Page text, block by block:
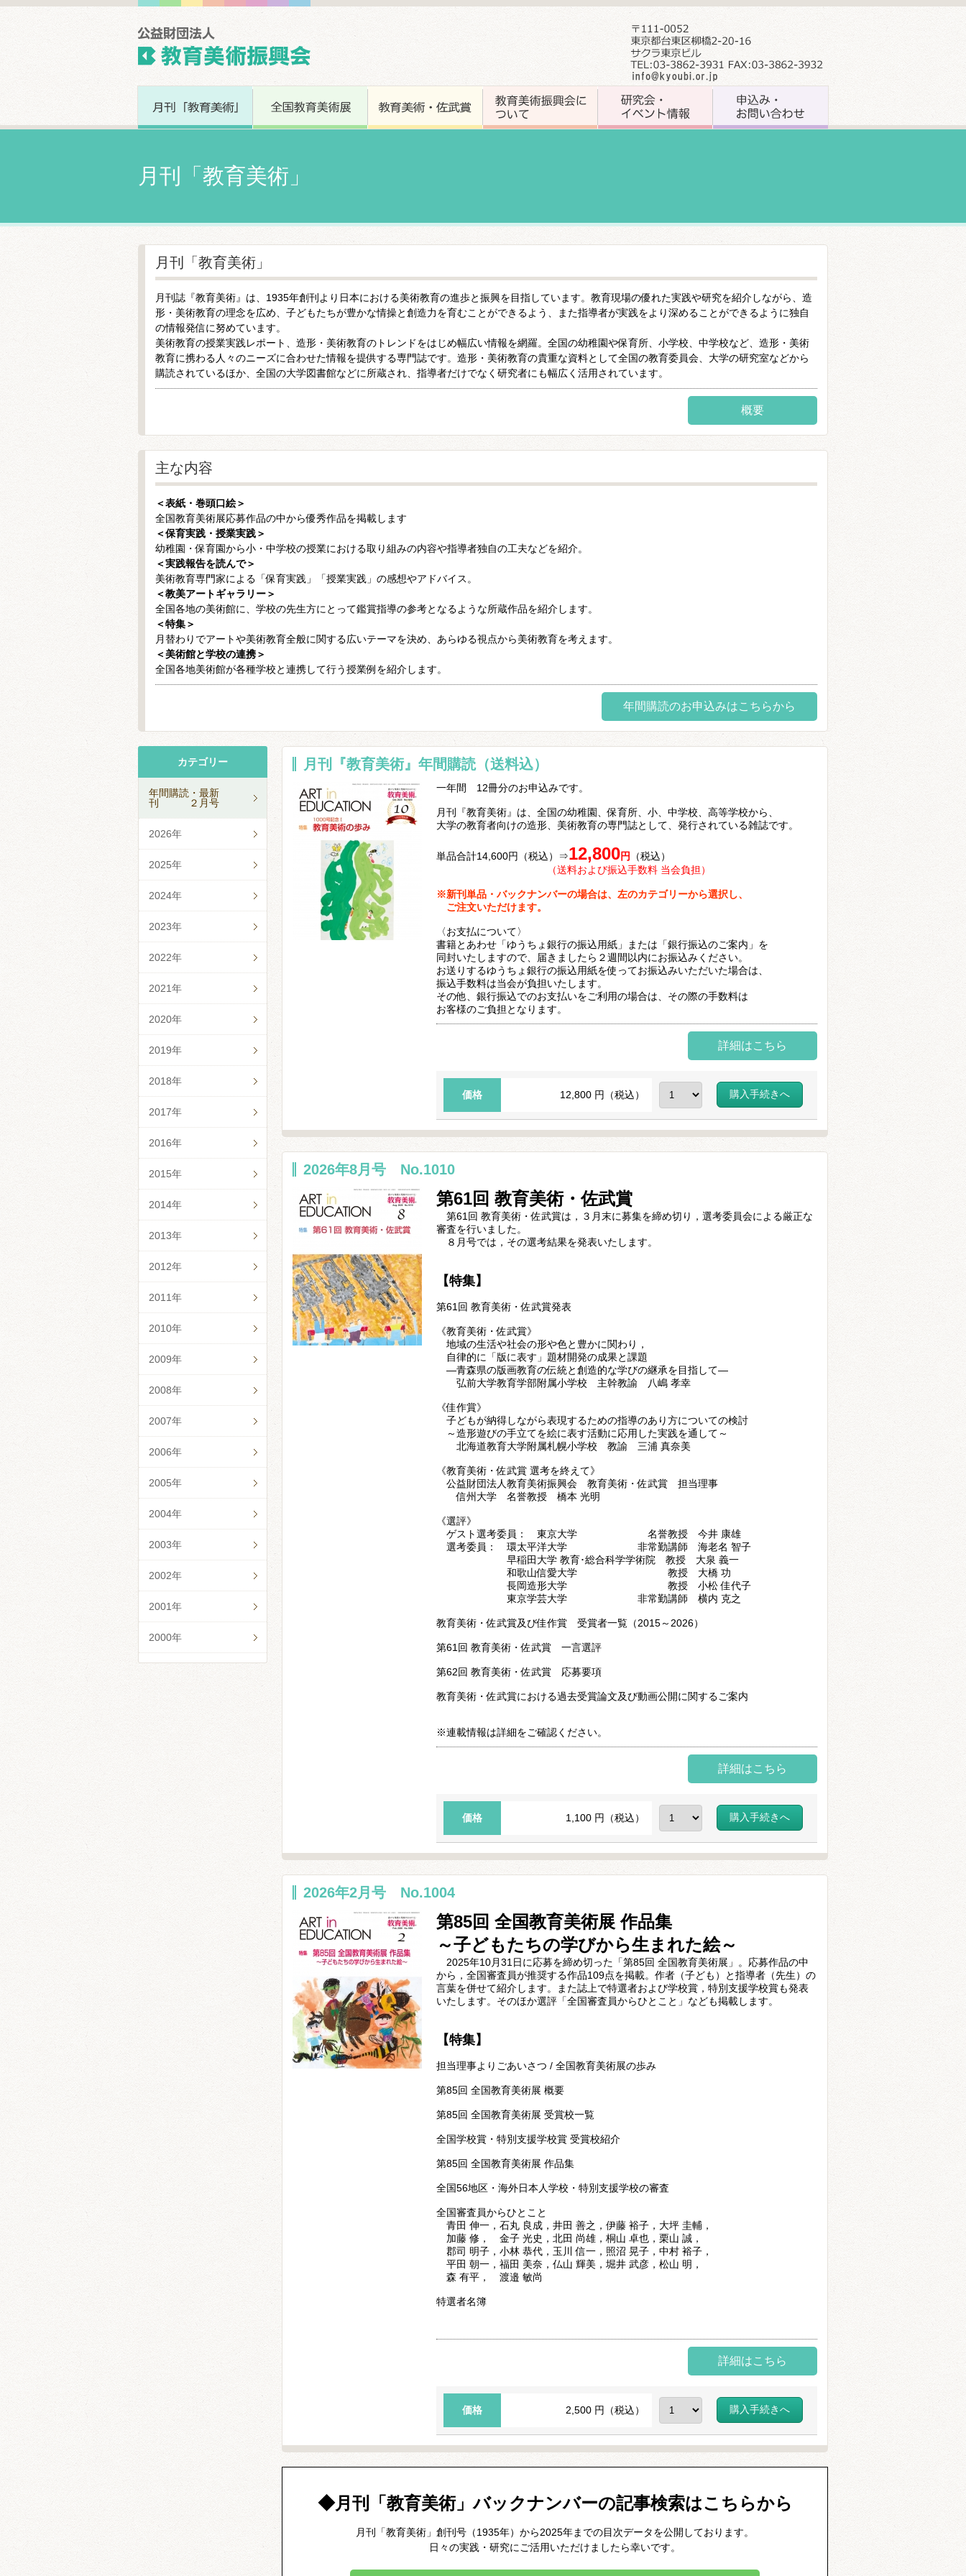
月刊「教育美術」
月刊「教育美術」
月刊誌『教育美術』は、1935年創刊より日本における美術教育の進歩と振興を目指しています。教育現場の優れた実践や研究を紹介しながら、造
形・美術教育の理念を広め、子どもたちが豊かな情操と創造力を育むことができるよう、また指導者が実践をより深めることができるように独自
の情報発信に努めています。
美術教育の授業実践レポート、造形・美術教育のトレンドをはじめ幅広い情報を網羅。全国の幼稚園や保育所、小学校、中学校など、造形・美術
教育に携わる人々のニーズに合わせた情報を提供する専門誌です。造形・美術教育の貴重な資料として全国の教育委員会、大学の研究室などから
購読されているほか、全国の大学図書館などに所蔵され、指導者だけでなく研究者にも幅広く活用されています。
概要
主な内容
＜表紙・巻頭口絵＞
全国教育美術展応募作品の中から優秀作品を掲載します
＜保育実践・授業実践＞
幼稚園・保育園から小・中学校の授業における取り組みの内容や指導者独自の工夫などを紹介。
＜実践報告を読んで＞
美術教育専門家による「保育実践」「授業実践」の感想やアドバイス。
＜教美アートギャラリー＞
全国各地の美術館に、学校の先生方にとって鑑賞指導の参考となるような所蔵作品を紹介します。
＜特集＞
月替わりでアートや美術教育全般に関する広いテーマを決め、あらゆる視点から美術教育を考えます。
＜美術館と学校の連携＞
全国各地美術館が各種学校と連携して行う授業例を紹介します。
年間購読のお申込みはこちらから
月刊『教育美術』年間購読（送料込）
一年間 12冊分のお申込みです。
月刊『教育美術』は、全国の幼稚園、保育所、小、中学校、高等学校から、
大学の教育者向けの造形、美術教育の専門誌として、発行されている雑誌です。
単品合計14,600円（税込）⇒12,800円
（税込）
（送料および振込手数料 当会負担）
※新刊単品・バックナンバーの場合は、左のカテゴリーから選択し、
ご注文いただけます。
〈お支払について〉
書籍とあわせ「ゆうちょ銀行の振込用紙」または「銀行振込のご案内」を
同封いたしますので、届きましたら２週間以内にお振込みください。
お送りするゆうちょ銀行の振込用紙を使ってお振込みいただいた場合は、
振込手数料は当会が負担いたします。
その他、銀行振込でのお支払いをご利用の場合は、その際の手数料は
お客様のご負担となります。
詳細はこちら
価格 12,800 円（税込）
2026年8月号 No.1010
第61回 教育美術・佐武賞
第61回 教育美術・佐武賞は，３月末に募集を締め切り，選考委員会による厳正な
審査を行いました。
８月号では，その選考結果を発表いたします。
【特集】
第61回 教育美術・佐武賞発表
《教育美術・佐武賞》
地域の生活や社会の形や色と豊かに関わり，
自律的に「版に表す」題材開発の成果と課題
―青森県の版画教育の伝統と創造的な学びの継承を目指して―
弘前大学教育学部附属小学校 主幹教諭 八嶋 孝幸
《佳作賞》
子どもが納得しながら表現するための指導のあり方についての検討
～造形遊びの手立てを絵に表す活動に応用した実践を通して～
北海道教育大学附属札幌小学校 教諭 三浦 真奈美
《教育美術・佐武賞 選考を終えて》
公益財団法人教育美術振興会 教育美術・佐武賞 担当理事
信州大学 名誉教授 橋本 光明
《選評》
ゲスト選考委員： 東京大学 名誉教授 今井 康雄
選考委員： 環太平洋大学 非常勤講師 海老名 智子
早稲田大学 教育･総合科学学術院 教授 大泉 義一
和歌山信愛大学 教授 大橋 功
長岡造形大学 教授 小松 佳代子
東京学芸大学 非常勤講師 横内 克之
教育美術・佐武賞及び佳作賞 受賞者一覧（2015～2026）
第61回 教育美術・佐武賞 一言選評
第62回 教育美術・佐武賞 応募要項
教育美術・佐武賞における過去受賞論文及び動画公開に関するご案内
※連載情報は詳細をご確認ください。
詳細はこちら
価格 1,100 円（税込）
2026年2月号 No.1004
第85回 全国教育美術展 作品集
～子どもたちの学びから生まれた絵～
2025年10月31日に応募を締め切った「第85回 全国教育美術展」。応募作品の中
から，全国審査員が推奨する作品109点を掲載。作者（子ども）と指導者（先生）の
言葉を併せて紹介します。また誌上で特選者および学校賞，特別支援学校賞も発表
いたします。そのほか選評「全国審査員からひとこと」なども掲載します。
【特集】
担当理事よりごあいさつ / 全国教育美術展の歩み
第85回 全国教育美術展 概要
第85回 全国教育美術展 受賞校一覧
全国学校賞・特別支援学校賞 受賞校紹介
第85回 全国教育美術展 作品集
全国56地区・海外日本人学校・特別支援学校の審査
全国審査員からひとこと
青田 伸一，石丸 良成，井田 善之，伊藤 裕子，大坪 圭輔，
加藤 修， 金子 光史，北田 尚雄，桐山 卓也，栗山 誠，
郡司 明子，小林 恭代，玉川 信一，照沼 晃子，中村 裕子，
平田 朝一，福田 美奈，仏山 輝美，堀井 武彦，松山 明，
森 有平， 渡邉 敏尚
特選者名簿
詳細はこちら
価格 2,500 円（税込）
◆月刊「教育美術」バックナンバーの記事検索はこちらから
月刊「教育美術」創刊号（1935年）から2025年までの目次データを公開しております。
日々の実践・研究にご活用いただけましたら幸いです。
カテゴリー
年間購読・最新
刊 ２月号
2026年
2025年
2024年
2023年
2022年
2021年
2020年
2019年
2018年
2017年
2016年
2015年
2014年
2013年
2012年
2011年
2010年
2009年
2008年
2007年
2006年
2005年
2004年
2003年
2002年
2001年
2000年